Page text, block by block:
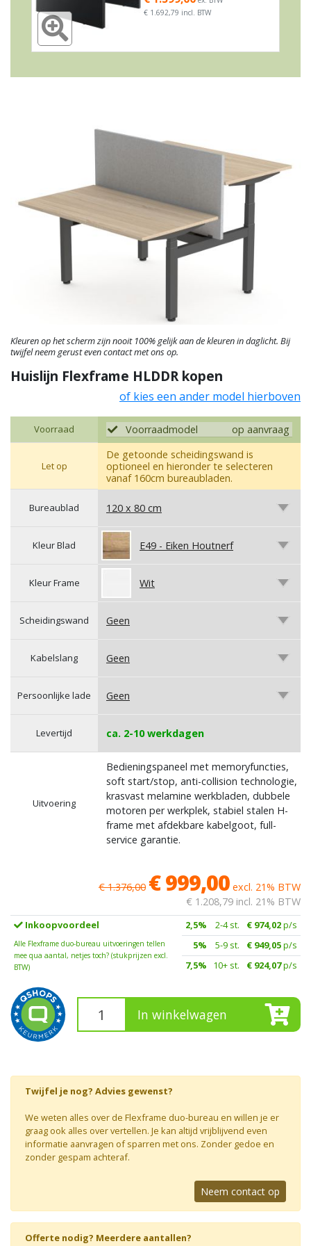
€ 1.692,79 incl. BTW
Kleuren op het scherm zijn nooit 100% gelijk aan de kleuren in daglicht. Bij
twijfel neem gerust even contact met ons op.
Huislijn Flexframe HLDDR kopen
of kies een ander model hierboven
Voorraad Voorraadmodel op aanvraag
Let op
De getoonde scheidingswand is
optioneel en hieronder te selecteren
vanaf 160cm bureaubladen.
Bureaublad 120 x 80 cm
Kleur Blad E49 - Eiken Houtnerf
Kleur Frame Wit
Scheidingswand Geen
Kabelslang Geen
Persoonlijke lade Geen
Levertijd ca. 2-10 werkdagen
Uitvoering
Bedieningspaneel met memoryfuncties,
soft start/stop, anti-collision technologie,
krasvast melamine werkbladen, dubbele
motoren per werkplek, stabiel stalen H-
frame met afdekbare kabelgoot, full-
service garantie.
€ 1.376,00 € 999,00 excl. 21% BTW
€ 1.208,79 incl. 21% BTW
Inkoopvoordeel
Alle Flexframe duo-bureau uitvoeringen tellen
mee qua aantal, netjes toch? (stukprijzen excl.
BTW)
2,5% 2-4 st. € 974,02p/s
5%
5-9 st. € 949,05p/s
7,5%
10+ st. € 924,07p/s
In winkelwagen
Twijfel je nog? Advies gewenst?
We weten alles over de Flexframe duo-bureau en willen je er
graag ook alles over vertellen. Je kan altijd vrijblijvend even
informatie aanvragen of sparren met ons. Zonder gedoe en
zonder gespam achteraf.
Neem contact op
Offerte nodig? Meerdere aantallen?